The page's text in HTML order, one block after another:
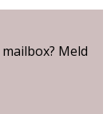
Meld